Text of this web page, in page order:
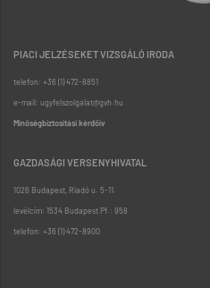
PIACI JELZÉSEKET VIZSGÁLÓ IRODA
telefon: +36 (1) 472-8851
e-mail: ugyfelszolgalat@gvh.hu
Minőségbiztosítási kérdőív
GAZDASÁGI VERSENYHIVATAL
1026 Budapest, Riadó u. 5-11.
levélcím: 1534 Budapest Pf.: 958
telefon: +36 (1) 472-8900